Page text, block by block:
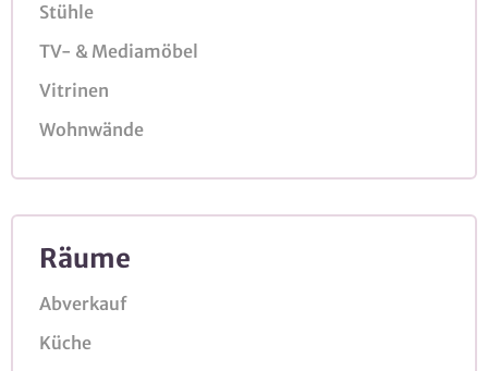
Stühle
TV- & Mediamöbel
Vitrinen
Wohnwände
Räume
Abverkauf
Küche